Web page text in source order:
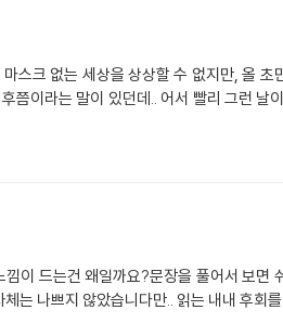
크 없는 세상을 상상할 수 없지만, 올 초
이라는 말이 있던데.. 어서 빨리 그런 날
이 드는건 왜일까요?문장을 풀어서 보면
는 나쁘지 않았습니다만.. 읽는 내내 후회